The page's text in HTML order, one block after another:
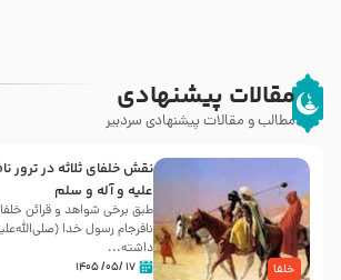
مقالات پیشنهادی
مطالب و مقالات پیشنهادی سردبیر
خلفا
نقش خلفای ثلاثه در ترور
علیه و آله و سلم
طبق برخی شواهد و قرائن
نافرجام رسول خدا
داشته‌...
۱۷ /۰۵/ ۱۴۰۵